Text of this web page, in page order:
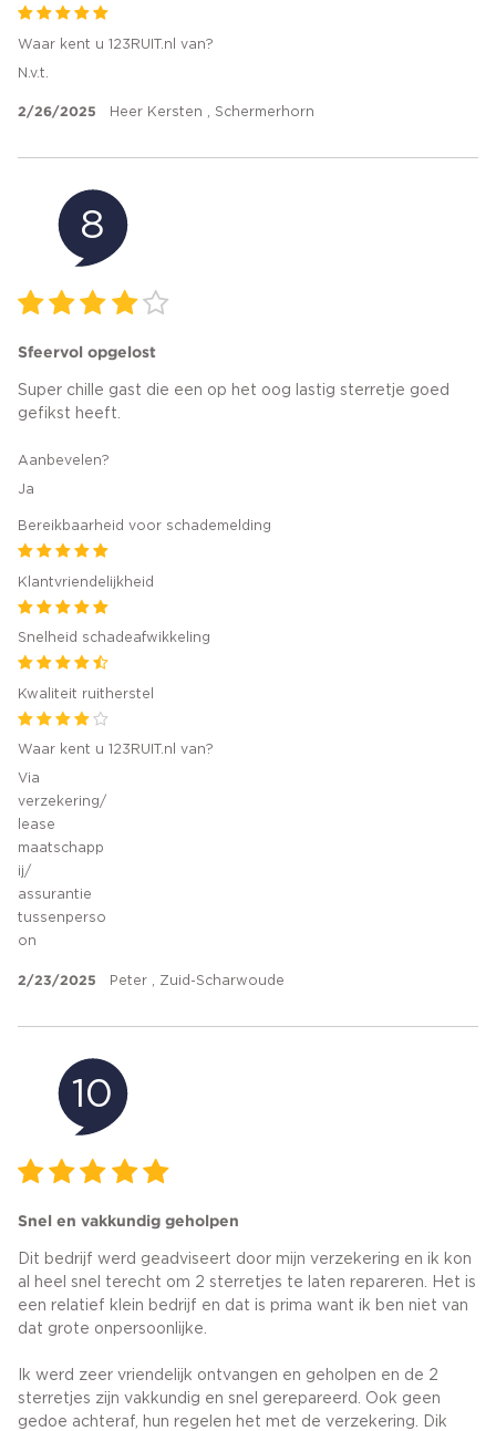
Waar kent u 123RUIT.nl van?
N.v.t.
2/26/2025 Heer Kersten , Schermerhorn
8
Sfeervol opgelost
Super chille gast die een op het oog lastig sterretje goed
gefikst heeft.
Aanbevelen?
Ja
Bereikbaarheid voor schademelding
Klantvriendelijkheid
Snelheid schadeafwikkeling
Kwaliteit ruitherstel
Waar kent u 123RUIT.nl van?
Via
verzekering/
lease
maatschapp
ij/
assurantie
tussenperso
on
2/23/2025 Peter , Zuid-Scharwoude
10
Snel en vakkundig geholpen
Dit bedrijf werd geadviseert door mijn verzekering en ik kon
al heel snel terecht om 2 sterretjes te laten repareren. Het is
een relatief klein bedrijf en dat is prima want ik ben niet van
dat grote onpersoonlijke.
Ik werd zeer vriendelijk ontvangen en geholpen en de 2
sterretjes zijn vakkundig en snel gerepareerd. Ook geen
gedoe achteraf, hun regelen het met de verzekering. Dik